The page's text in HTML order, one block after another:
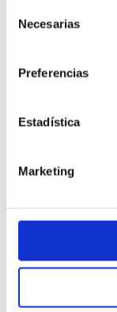
Necesarias
Preferencias
Estadística
Marketing